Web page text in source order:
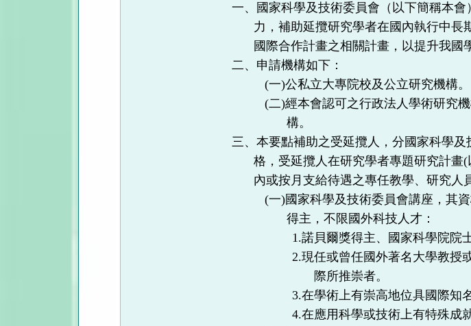
一、國家科學及技術委員會（以下簡稱本
力，補助延攬研究學者在國內執行中長
國際合作計畫之相關計畫，以提升我國
二、申請機構如下：
(一)公私立大專院校及公立研究機構。
(二)經本會認可之行政法人學術研究
構。
三、本要點補助之受延攬人，分國家科學
格，受延攬人在研究學者專題研究計畫(
內或按月支給待遇之專任教學、研究人
(一)國家科學及技術委員會講座，其
得主，不限國外科技人才：
1.諾貝爾獎得主、國家科學院院
2.現任或曾任國外著名大學教授
際所推崇者。
3.在學術上有崇高地位具國際知
4.在應用科學或技術上有特殊成